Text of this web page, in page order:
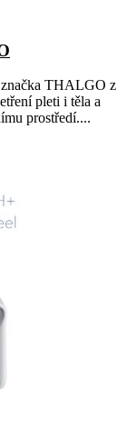
značka THALGO z
pleti i těla a
prostředí....